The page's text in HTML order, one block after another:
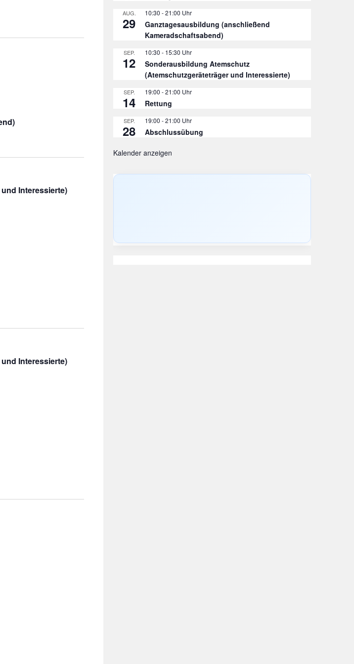
Interessierte)
Interessierte)
AUG.
29
10:30 -21:00
Ganztagesausbildung (anschließend
Kameradschaftsabend)
SEP.
12
10:30 - 15:30
Sonderausbildung Atemschutz
(Atemschutzgeräteträger und Interessierte)
SEP.
14
19:00 -21:00
Rettung
SEP.
28
19:00 -21:00
Abschlussübung
Kalender anzeigen